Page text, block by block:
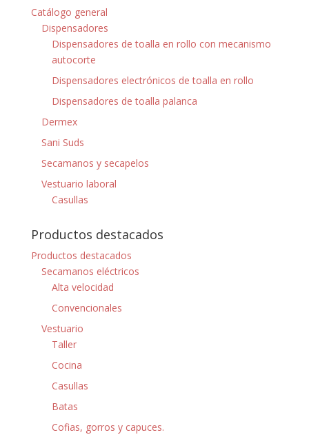
Catálogo general
Dispensadores
Dispensadores de toalla en rollo con mecanismo
autocorte
Dispensadores electrónicos de toalla en rollo
Dispensadores de toalla palanca
Dermex
Sani Suds
Secamanos y secapelos
Vestuario laboral
Casullas
Productos destacados
Productos destacados
Secamanos eléctricos
Alta velocidad
Convencionales
Vestuario
Taller
Cocina
Casullas
Batas
Cofias, gorros y capuces.